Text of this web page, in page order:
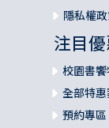
隱私權
注目
校園書
全部特惠
預約專區